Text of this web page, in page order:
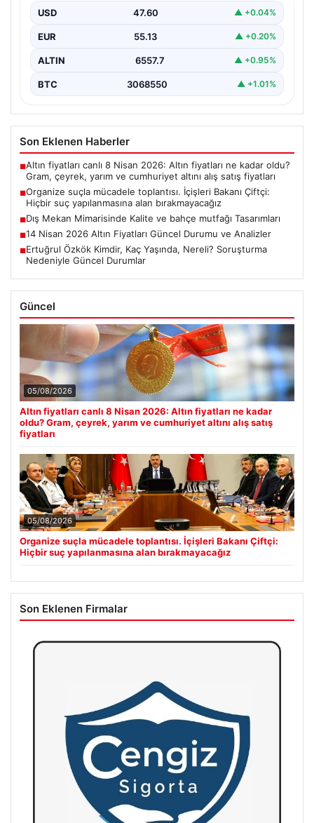
USD 47.60 ▲ +0.04%
EUR 55.13 ▲ +0.20%
ALTIN 6557.7 ▲ +0.95%
BTC 3068550 ▲ +1.01%
Son Eklenen Haberler
■Altın fiyatları canlı 8 Nisan 2026: Altın fiyatları ne kadar oldu?
Gram, çeyrek, yarım ve cumhuriyet altını alış satış fiyatları
■Organize suçla mücadele toplantısı. İçişleri Bakanı Çiftçi:
Hiçbir suç yapılanmasına alan bırakmayacağız
■Dış Mekan Mimarisinde Kalite ve bahçe mutfağı Tasarımları
■14 Nisan 2026 Altın Fiyatları Güncel Durumu ve Analizler
■Ertuğrul Özkök Kimdir, Kaç Yaşında, Nereli? Soruşturma
Nedeniyle Güncel Durumlar
Güncel
05/08/2026
Altın fiyatları canlı 8 Nisan 2026: Altın fiyatları ne kadar
oldu? Gram, çeyrek, yarım ve cumhuriyet altını alış satış
fiyatları
05/08/2026
Organize suçla mücadele toplantısı. İçişleri Bakanı Çiftçi:
Hiçbir suç yapılanmasına alan bırakmayacağız
Son Eklenen Firmalar